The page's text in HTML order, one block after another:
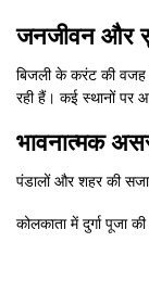
जनजीवन और
बिजली के करंट की वजह
रही हैं। कई स्थानों पर
भावनात्मक
पंडालों और शहर की
कोलकाता में दुर्गा